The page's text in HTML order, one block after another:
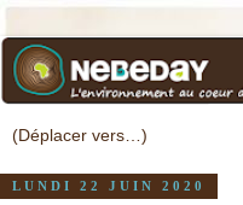
LUNDI 22 JUIN 2020